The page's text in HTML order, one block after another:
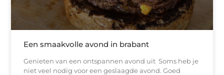
Een smaakvolle avond in brabant
Genieten van een ontspannen avond uit Soms heb je
niet veel nodig voor een geslaagde avond. Goed